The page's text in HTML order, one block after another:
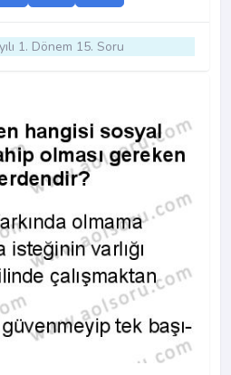
1. Dönem 15. Soru